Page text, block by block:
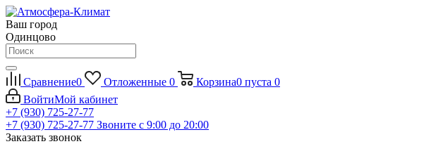
Ваш город
Одинцово
Сравнение0 Отложенные 0 Корзина0 пуста 0
ВойтиМой кабинет
+7 (930) 725-27-77
+7 (930) 725-27-77 Звоните с 9:00 до 20:00
Заказать звонок